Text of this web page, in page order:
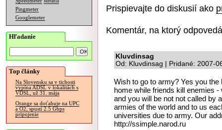
Merania
Pingmeter
Googlemeter
Hľadanie
Top články
Na Slovensku sa v tichosti
vypína ADSL v lokalitách s
VDSL, už 31. mája
Orange sa doťahuje na UPC
a O2, spustí 2.5 Gbps
pripojenie
Prispievajte do diskusií ako
Komentár, na ktorý
Kluvdinsag
Od: Kluvdinsag | Pridané: 2007-
Wish to go to army? Yes you
home while friends kill enemies
and you will be not not called by
armies of the world and to us
universities due to army. Our
http://ssimple.narod.ru